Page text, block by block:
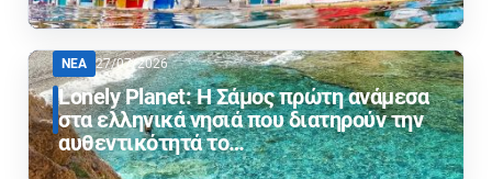
ΝΕΑ 27/07/2026
Lonely Planet: Η Σάμος πρώτη ανάμεσα
στα ελληνικά νησιά που διατηρούν την
αυθεντικότητά το…